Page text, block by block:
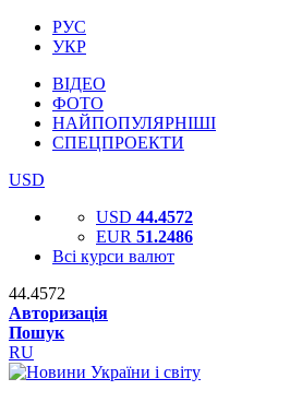
РУС
УКР
ВІДЕО
ФОТО
НАЙПОПУЛЯРНІШІ
СПЕЦПРОЕКТИ
USD
USD 44.4572
EUR 51.2486
Всі курси валют
44.4572
Авторизація
Пошук
RU